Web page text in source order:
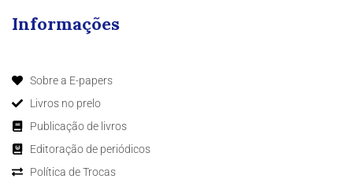
Informações
Sobre a E-papers
Livros no prelo
Publicação de livros
Editoração de periódicos
Política de Trocas